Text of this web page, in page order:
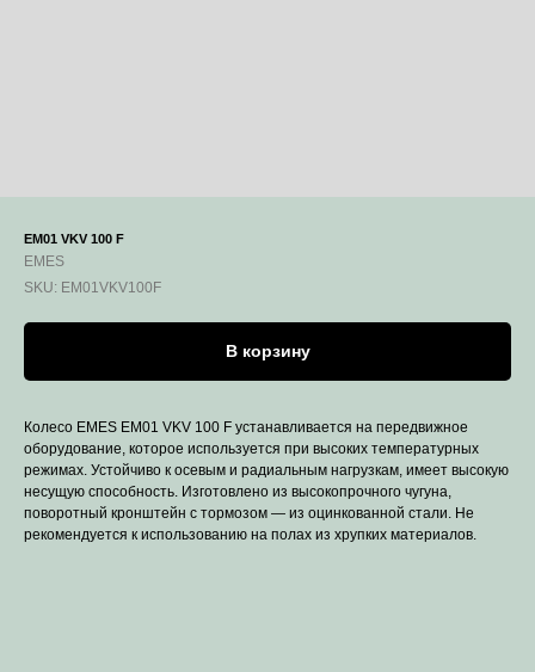
EM01 VKV 100 F
EMES
SKU: EM01VKV100F
В корзину
Колесо EMES EM01 VKV 100 F устанавливается на передвижное
оборудование, которое используется при высоких температурных
режимах. Устойчиво к осевым и радиальным нагрузкам, имеет высокую
несущую способность. Изготовлено из высокопрочного чугуна,
поворотный кронштейн с тормозом — из оцинкованной стали. Не
рекомендуется к использованию на полах из хрупких материалов.